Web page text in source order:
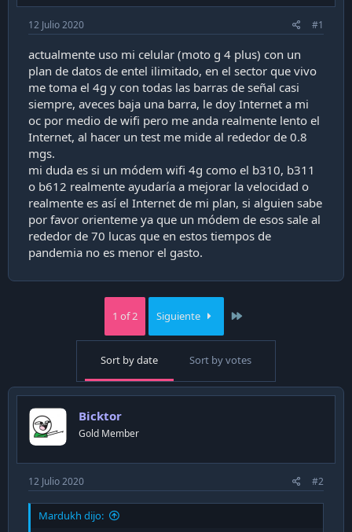
l
t
e
m
a
p
b
l
c
a
c
i
ó
12 Julio 2020 #1
actualmente uso mi celular (moto g 4 plus) con un
plan de datos de entel ilimitado, en el sector que vivo
me toma el 4g y con todas las barras de señal casi
siempre, aveces baja una barra, le doy Internet a mi
oc por medio de wifi pero me anda realmente lento el
Internet, al hacer un test me mide al rededor de 0.8
mgs.
mi duda es si un módem wifi 4g como el b310, b311
o b612 realmente ayudaría a mejorar la velocidad o
realmente es así el Internet de mi plan, si alguien sabe
por favor orienteme ya que un módem de esos sale al
rededor de 70 lucas que en estos tiempos de
pandemia no es menor el gasto.
1 of 2 Siguiente
Sort by date Sort by votes
Bicktor
Gold Member
12 Julio 2020 #2
Mardukh dijo: